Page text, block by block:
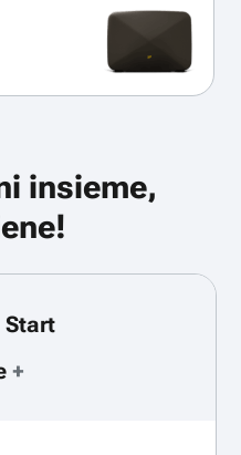
insieme,
Start
+